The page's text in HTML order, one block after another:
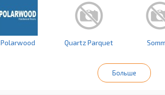
Polarwood Quartz Parquet
Больше